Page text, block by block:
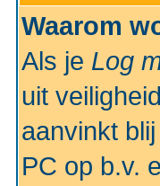
Waarom
Als je Log
uit
aanvinkt
PC op b.v.